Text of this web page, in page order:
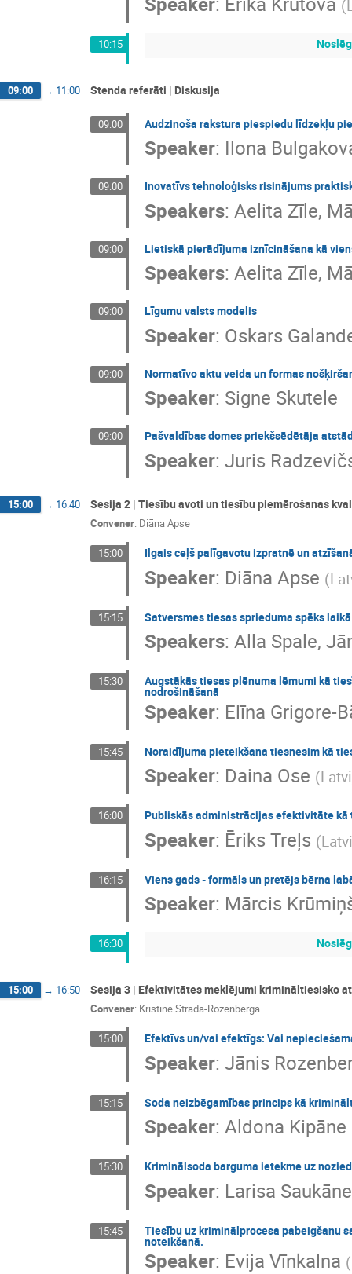
(
10:15
09:00 → 11:00 Stenda referāti | Diskusija
09:00 Audzinoša rakstura piespiedu līdzekļu
Speaker: Ilona
09:00 Inovatīvs tehnoloģisks risinājums
Speakers: Aelita Zīle,
09:00 Lietiskā pierādījuma iznīcināšana kā
Speakers: Aelita Zīle,
09:00 Līgumu valsts modelis
Speaker: Oskars
09:00 Normatīvo aktu veida un formas
Speaker: Signe Skutele
09:00 Pašvaldības domes priekšsēdētāja
Speaker: Juris
15:00 → 16:40 Sesija 2 | Tiesību avoti un tiesību piemērošanas
Convener: Diāna Apse
15:00 Ilgais ceļš palīgavotu izpratnē un
Speaker: Diāna Apse (
15:15 Satversmes tiesas sprieduma spēks laikā
Speakers: Alla Spale,
15:30 Augstākās tiesas plēnuma lēmumi kā
nodrošināšanā
Speaker: Elīna Grigore-
15:45 Noraidījuma pieteikšana tiesnesim kā
Speaker: Daina Ose (
16:00 Publiskās administrācijas efektivitāte
Speaker: Ēriks Treļs (
16:15 Viens gads - formāls un pretējs bērna
Speaker: Mārcis
16:30
15:00 → 16:50 Sesija 3 | Efektivitātes meklējumi krimināltiesisko
Convener: Kristīne Strada-Rozenberga
15:00 Efektīvs un/vai efektīgs: Vai
Speaker: Jānis
15:15 Soda neizbēgamības princips kā
Speaker: Aldona Kipāne
15:30 Kriminālsoda barguma ietekme uz
Speaker: Larisa Saukāne
15:45 Tiesību uz kriminālprocesa pabeigšanu
noteikšanā.
Speaker: Evija Vīnkalna (